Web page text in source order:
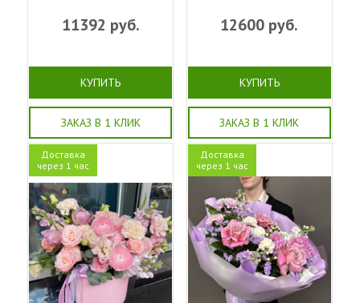
11392 руб.
КУПИТЬ
ЗАКАЗ В 1 КЛИК
12600 руб.
КУПИТЬ
ЗАКАЗ В 1 КЛИК
Доставка
через 1 час
Доставка
через 1 час